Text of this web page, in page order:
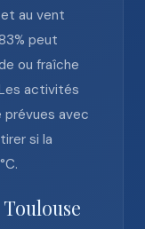
au vent
peut
ou fraîche
activités
prévues avec
si la